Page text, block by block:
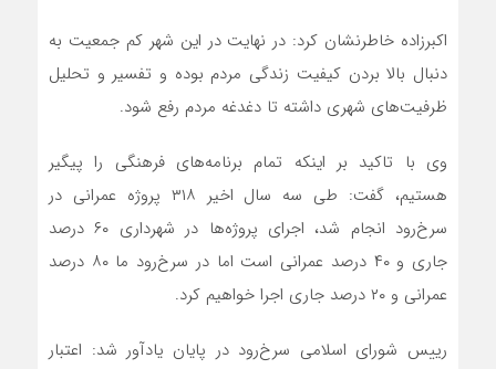
اکبرزاده خاطرنشان کرد: در نهایت در این شهر کم جمعیت به
دنبال بالا بردن کیفیت زندگی مردم بوده و تفسیر و تحلیل
ظرفیت‌های شهری داشته تا دغدغه مردم رفع شود.
وی با تاکید بر اینکه تمام برنامه‌های فرهنگی را پیگیر
هستیم، گفت: طی سه سال اخیر ۳۱۸ پروژه عمرانی در
سرخ‌رود انجام شد، اجرای پروژه‌ها در شهرداری ۶۰ درصد
جاری و ۴۰ درصد عمرانی است اما در سرخ‌رود ما ۸۰ درصد
عمرانی و ۲۰ درصد جاری اجرا خواهیم کرد.
رییس شورای اسلامی سرخ‌رود در پایان یادآور شد: اعتبار